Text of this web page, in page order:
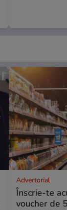
Advertorial
Înscrie-te
voucher de